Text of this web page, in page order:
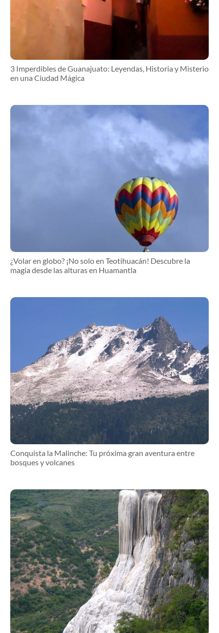
3 Imperdibles de Guanajuato: Leyendas, Historia y Misterio
en una Ciudad Mágica
¿Volar en globo? ¡No solo en Teotihuacán! Descubre la
magia desde las alturas en Huamantla
Conquista la Malinche: Tu próxima gran aventura entre
bosques y volcanes